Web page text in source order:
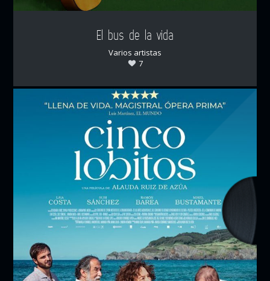
El bus de la vida
Varios artistas
7